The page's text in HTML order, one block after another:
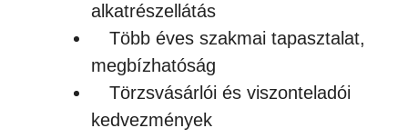
alkatrészellátás
Több éves szakmai tapasztalat,
megbízhatóság
Törzsvásárlói és viszonteladói
kedvezmények